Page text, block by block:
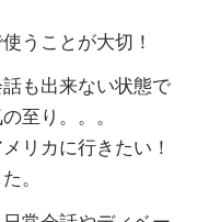
うことが大切！
も出来ない状態で
至り。。。
リカに行きたい！
。